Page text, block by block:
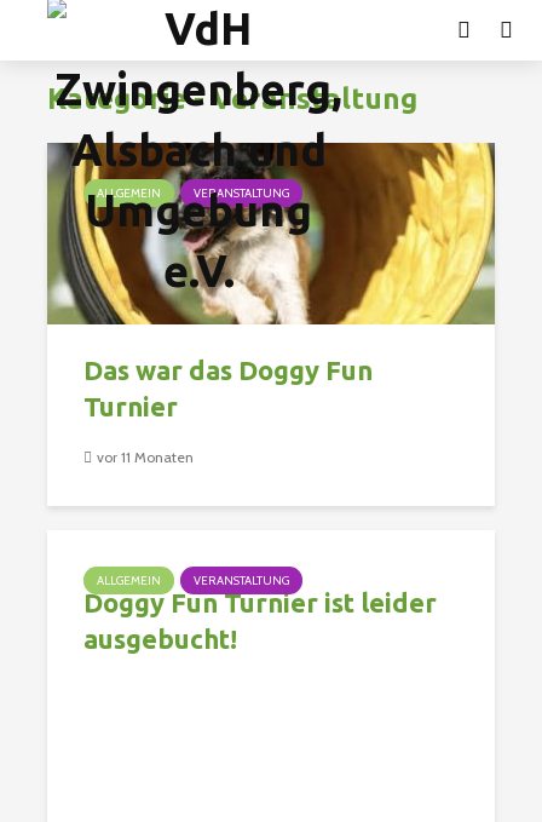
Kategorie - Veranstaltung
ALLGEMEIN VERANSTALTUNG
Das war das Doggy Fun
Turnier
vor 11 Monaten
ALLGEMEIN VERANSTALTUNG
Doggy Fun Turnier ist leider
ausgebucht!